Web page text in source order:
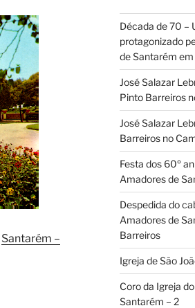
Santarém –
Década de 70 –
protagonizado
de Santarém
José Salazar
Pinto Barreiros
José Salazar
Barreiros no
Festa dos 60º
Amadores de
Despedida do
Amadores de
Barreiros
Igreja de São
Coro da Igreja
Santarém – 2